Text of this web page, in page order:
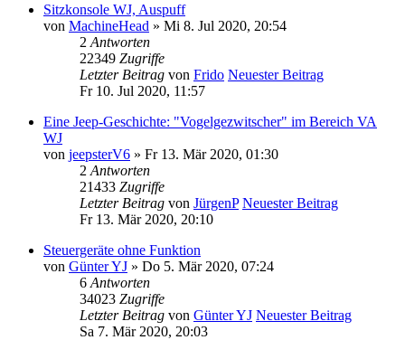
Sitzkonsole WJ, Auspuff
von MachineHead » Mi 8. Jul 2020, 20:54
2 Antworten
22349 Zugriffe
Letzter Beitrag von Frido Neuester Beitrag
Fr 10. Jul 2020, 11:57
Eine Jeep-Geschichte: "Vogelgezwitscher" im Bereich VA
WJ
von jeepsterV6 » Fr 13. Mär 2020, 01:30
2 Antworten
21433 Zugriffe
Letzter Beitrag von JürgenP Neuester Beitrag
Fr 13. Mär 2020, 20:10
Steuergeräte ohne Funktion
von Günter YJ » Do 5. Mär 2020, 07:24
6 Antworten
34023 Zugriffe
Letzter Beitrag von Günter YJ Neuester Beitrag
Sa 7. Mär 2020, 20:03